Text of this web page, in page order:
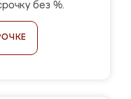
без %.